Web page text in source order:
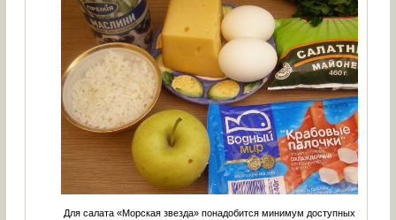
Для салата «Морская звезда» понадобится минимум доступных